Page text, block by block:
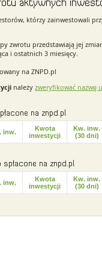
aktywnych
którzy zainwestowali
zwrotu przedstawiają jej
i ostatnich 3 miesięcy.
na ZNPD.pl
należyzweryfikować nazwę
na znpd.pl
inw.
Kwota
inwestycji
Kw. inw.
(30 dni)
spłacone na znpd.pl
inw.
Kwota
inwestycji
Kw. inw.
(30 dni)